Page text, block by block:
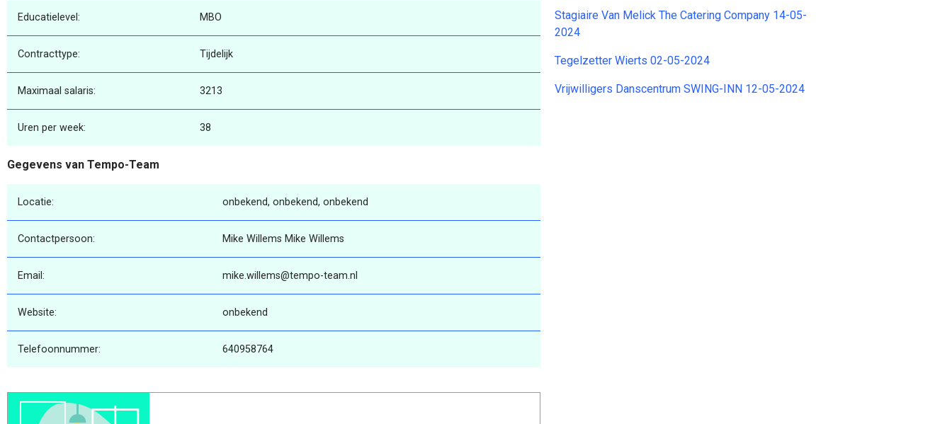
Educatielevel: MBO
Contracttype: Tijdelijk
Maximaal salaris: 3213
Uren per week: 38
Gegevens van Tempo-Team
Locatie: onbekend, onbekend, onbekend
Contactpersoon: Mike Willems Mike Willems
Email: mike.willems@tempo-team.nl
Website: onbekend
Telefoonnummer: 640958764
Stagiaire Van Melick The Catering Company 14-05-
2024
Tegelzetter Wierts 02-05-2024
Vrijwilligers Danscentrum SWING-INN 12-05-2024